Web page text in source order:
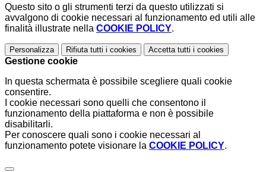
Questo sito o gli strumenti terzi da questo utilizzati si
avvalgono di cookie necessari al funzionamento ed utili alle
finalità illustrate nella COOKIE POLICY.
Personalizza Rifiuta tutti i cookies Accetta tutti i cookies
Gestione cookie
In questa schermata è possibile scegliere quali cookie
consentire.
I cookie necessari sono quelli che consentono il
funzionamento della piattaforma e non è possibile
disabilitarli.
Per conoscere quali sono i cookie necessari al
funzionamento potete visionare la COOKIE POLICY.